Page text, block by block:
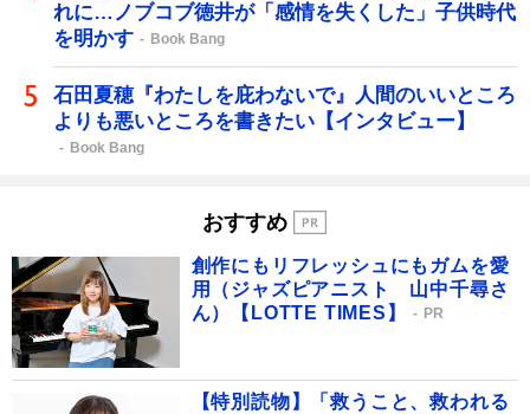
れに…ノブコブ徳井が「感情を失くした」子供時代
を明かす
Book Bang
石田夏穂『わたしを庇わないで』人間のいいところ
よりも悪いところを書きたい【インタビュー】
Book Bang
おすすめ
創作にもリフレッシュにもガムを愛
用（ジャズピアニスト 山中千尋さ
ん）【LOTTE TIMES】
PR
【特別読物】「救うこと、救われる